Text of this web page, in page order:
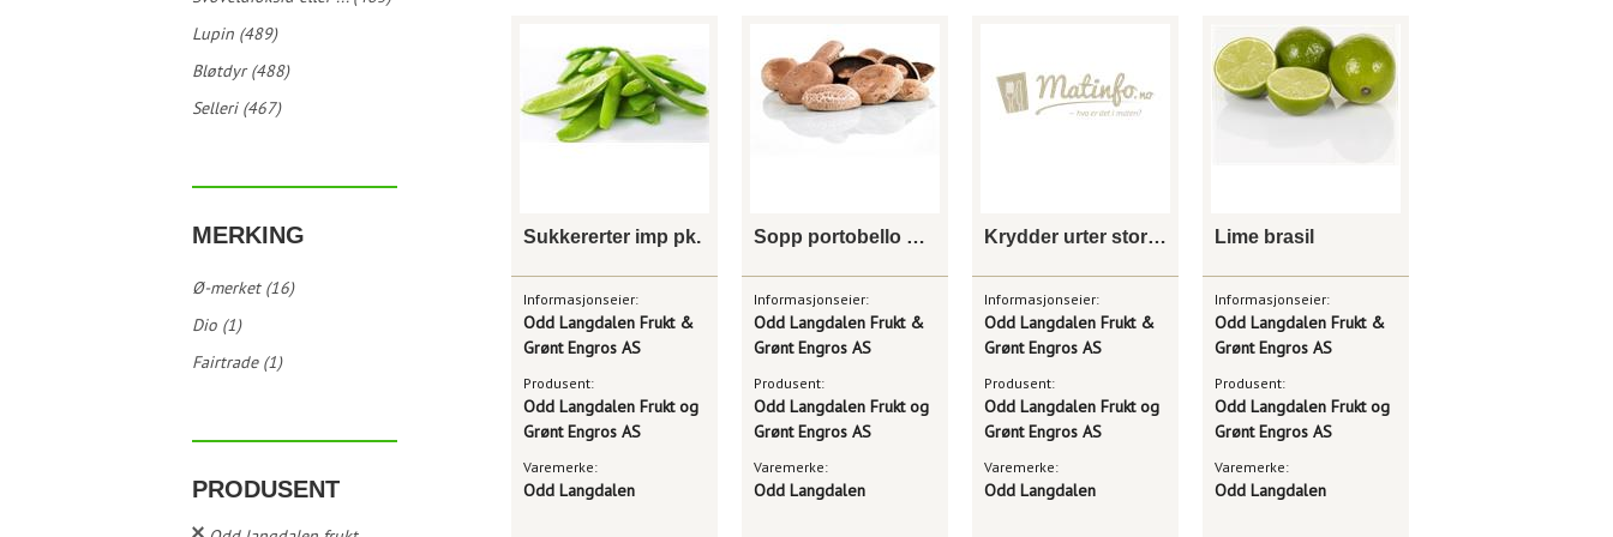
Lupin (489)
Bløtdyr (488)
Selleri (467)
MERKING
Ø-merket (16)
Dio (1)
Fairtrade (1)
PRODUSENT
Sukkererter imp pk.
Informasjonseier:
Odd Langdalen Frukt &
Grønt Engros AS
Produsent:
Odd Langdalen Frukt og
Grønt Engros AS
Varemerke:
Odd Langdalen
Sopp portobello holland
Informasjonseier:
Odd Langdalen Frukt &
Grønt Engros AS
Produsent:
Odd Langdalen Frukt og
Grønt Engros AS
Varemerke:
Odd Langdalen
Krydder urter store potter
Informasjonseier:
Odd Langdalen Frukt &
Grønt Engros AS
Produsent:
Odd Langdalen Frukt og
Grønt Engros AS
Varemerke:
Odd Langdalen
Lime brasil
Informasjonseier:
Odd Langdalen Frukt &
Grønt Engros AS
Produsent:
Odd Langdalen Frukt og
Grønt Engros AS
Varemerke:
Odd Langdalen